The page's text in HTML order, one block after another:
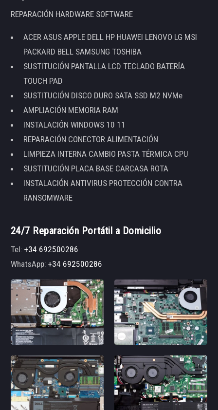
REPARACIÓN HARDWARE SOFTWARE
ACER ASUS APPLE DELL HP HUAWEI LENOVO LG MSI
PACKARD BELL SAMSUNG TOSHIBA
SUSTITUCIÓN PANTALLA LCD TECLADO BATERÍA
TOUCH PAD
SUSTITUCIÓN DISCO DURO SATA SSD M2 NVMe
AMPLIACIÓN MEMORIA RAM
INSTALACIÓN WINDOWS 10 11
REPARACIÓN CONECTOR ALIMENTACIÓN
LIMPIEZA INTERNA CAMBIO PASTA TÉRMICA CPU
SUSTITUCIÓN PLACA BASE CARCASA ROTA
INSTALACIÓN ANTIVIRUS PROTECCIÓN CONTRA
RANSOMWARE
24/7 Reparación Portátil a Domicilio
Tel:+34 692500286
WhatsApp:+34 692500286